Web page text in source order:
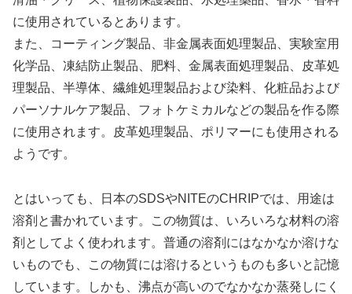
に使用されているとあります。
また、コーティング製品、非金属表面処理製品、実験室用
化学品、凍結防止製品、肥料、金属表面処理製品、皮革処
理製品、半導体、繊維処理製品および染料、化粧品および
パーソナルケア製品、フォトケミカルなどの製品を作る際
に使用されます。皮革処理製品、ポリマーにも使用される
ようです。
とはいっても、日本のSDSやNITEのCHRIPでは、用途は
溶剤と書かれています。この物質は、いろいろな材料の溶
剤としてよく使われます。普通の溶剤にはなかなか溶けな
いものでも、この物質には溶けるというものも多いと記憶
しています。しかも、沸点が高いのでなかなか蒸発しにく